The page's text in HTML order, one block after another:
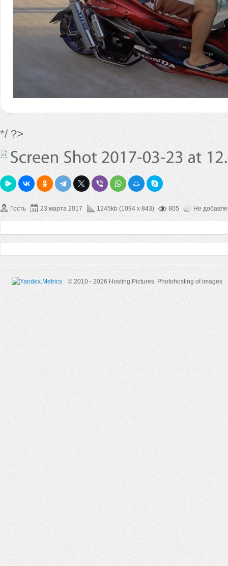
*/ ?>
Гость 23 марта 2017 1245kb (1094 x 843) 805 Не
© 2010 - 2026 Hosting Pictures. Photohosting of images